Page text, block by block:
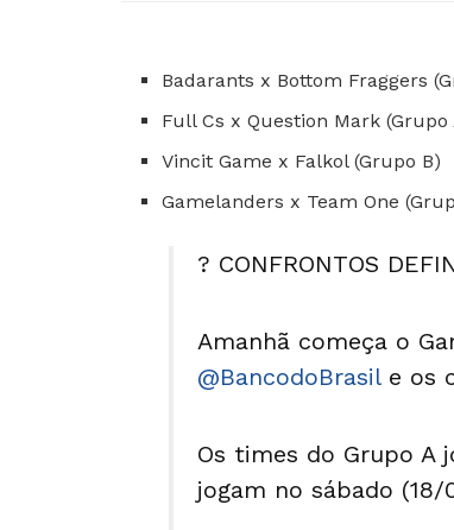
Badarants x Bottom Fraggers
Full Cs x Question Mark (Grupo
Vincit Game x Falkol (Grupo B)
Gamelanders x Team One
? CONFRONTOS
Amanhã começa o
@BancodoBrasile os
Os times do Grupo A
jogam no sábado (18/